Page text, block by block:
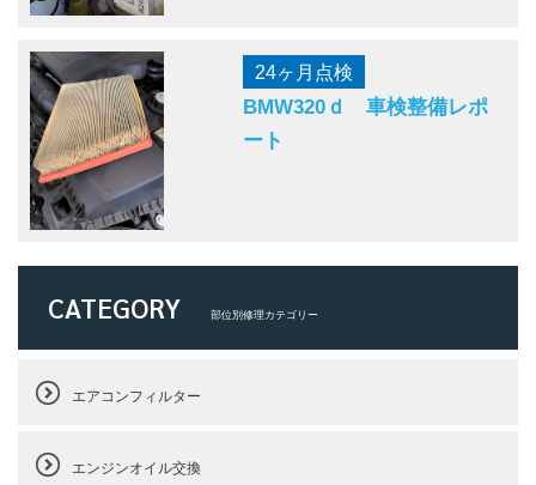
24ヶ月点検
BMW320ｄ 車検整備レポ
ート
CATEGORY 部位別修理カテゴリー
エアコンフィルター
エンジンオイル交換